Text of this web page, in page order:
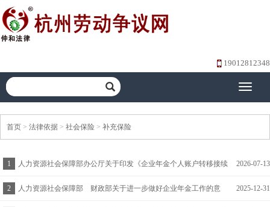
19012812348
Toggle
首页 > 法律依据 > 社会保险 > 补充保险
1 人力资源社会保障部办公厅关于印发《企业年金个人账户转移接续
规程（暂行）》的通知 人社厅函〔2026〕89号
2026-07-13
2 人力资源社会保障部 财政部关于进一步做好企业年金工作的意 2025-12-31